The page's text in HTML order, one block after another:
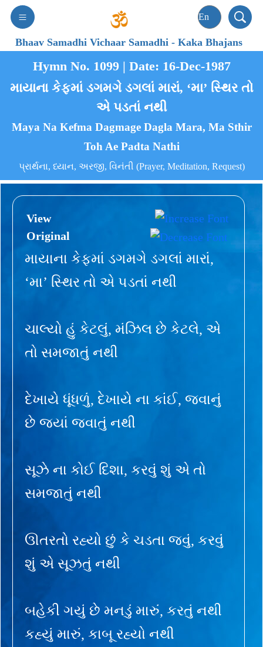
Bhaav Samadhi Vichaar Samadhi-Kaka Bhajans
Hymn No. 1099 | Date: 16-Dec-1987
માયાના કેફમાં ડગમગે ડગલાં મારાં, ‘મા’ સ્થિર તો
એ પડતાં નથી
Maya Na Kefma Dagmage Dagla Mara, Ma Sthir
Toh Ae Padta Nathi
પ્રાર્થના, ધ્યાન, અરજી, વિનંતી (Prayer, Meditation, Request)
View
Original
માયાના કેફમાં ડગમગે ડગલાં મારાં,
‘મા’ સ્થિર તો એ પડતાં નથી
ચાલ્યો હું કેટલું, મંઝિલ છે કેટલે, એ
તો સમજાતું નથી
દેખાયે ધૂંધળું, દેખાયે ના કાંઈ, જવાનું
છે જ્યાં જવાતું નથી
સૂઝે ના કોઈ દિશા, કરવું શું એ તો
સમજાતું નથી
ઊતરતો રહ્યો છું કે ચડતા જવું, કરવું
શું એ સૂઝતું નથી
બહેકી ગયું છે મનડું મારું, કરતું નથી
કહ્યું મારું, કાબૂ રહ્યો નથી